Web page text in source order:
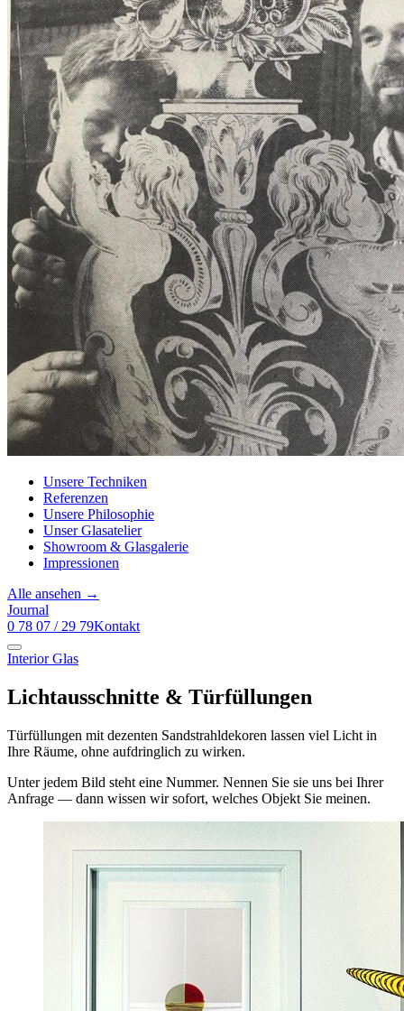
Unsere Techniken
Referenzen
Unsere Philosophie
Unser Glasatelier
Showroom & Glasgalerie
Impressionen
Alle ansehen →
Journal
0 78 07 / 29 79Kontakt
Interior Glas
Lichtausschnitte & Türfüllungen
Türfüllungen mit dezenten Sandstrahldekoren lassen viel Licht in
Ihre Räume, ohne aufdringlich zu wirken.
Unter jedem Bild steht eine Nummer. Nennen Sie sie uns bei Ihrer
Anfrage — dann wissen wir sofort, welches Objekt Sie meinen.